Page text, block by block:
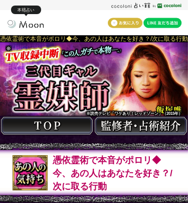
本格占い
憑依霊術で本音がポロリ◆今、あの人はあなたを好き？/次に取る行動
※
※読売テレビ「ワケあり！レッドゾーン」（2015年）
憑依霊術で本音がポロリ◆
今、あの人はあなたを好き？/
次に取る行動